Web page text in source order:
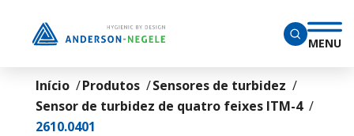
MENU
Início Produtos
Sensores de turbidez
Sensor de turbidez de quatro feixes ITM-4
2610.0401